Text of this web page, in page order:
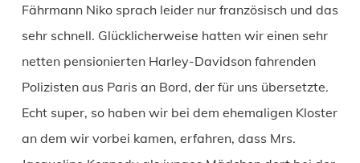
Fährmann Niko sprach leider nur französisch und das
sehr schnell. Glücklicherweise hatten wir einen sehr
netten pensionierten Harley-Davidson fahrenden
Polizisten aus Paris an Bord, der für uns übersetzte.
Echt super, so haben wir bei dem ehemaligen Kloster
an dem wir vorbei kamen, erfahren, dass Mrs.